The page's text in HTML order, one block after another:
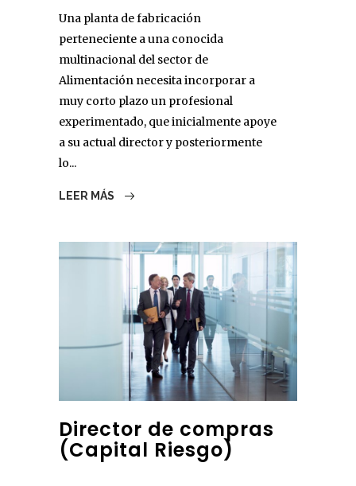
Una planta de fabricación
perteneciente a una conocida
multinacional del sector de
Alimentación necesita incorporar a
muy corto plazo un profesional
experimentado, que inicialmente apoye
a su actual director y posteriormente
lo...
LEER MÁS
Director de compras
(Capital Riesgo)